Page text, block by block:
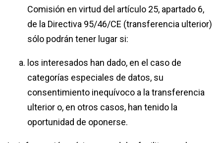
Comisión en virtud del artículo 25, apartado 6,
de la Directiva 95/46/CE (transferencia ulterior)
sólo podrán tener lugar si:
los interesados han dado, en el caso de
categorías especiales de datos, su
consentimiento inequívoco a la transferencia
ulterior o, en otros casos, han tenido la
oportunidad de oponerse.